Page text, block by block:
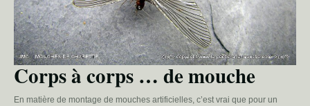
Corps à corps … de mouche
En matière de montage de mouches artificielles, c’est vrai que pour un